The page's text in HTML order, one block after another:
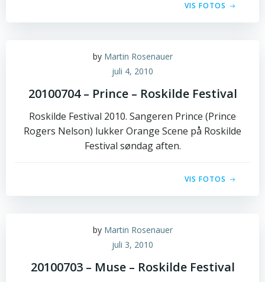
VIS FOTOS
by Martin Rosenauer
juli 4, 2010
20100704 – Prince – Roskilde Festival
Roskilde Festival 2010. Sangeren Prince (Prince
Rogers Nelson) lukker Orange Scene på Roskilde
Festival søndag aften.
VIS FOTOS
by Martin Rosenauer
juli 3, 2010
20100703 – Muse – Roskilde Festival